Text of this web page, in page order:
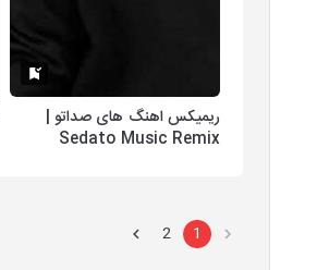
ریمیکس اهنگ های صداتو |
Sedato Music Remix
1
2